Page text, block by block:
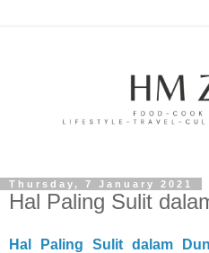
Thursday, 7 January 2021
Hal Paling Sulit
Hal Paling Sulit dalam